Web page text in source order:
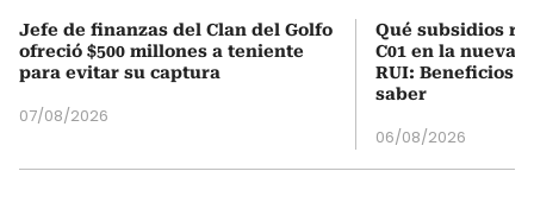
Jefe de finanzas del Clan del Golfo
ofreció $500 millones a teniente
para evitar su captura
07/08/2026
Qué subsidios
C01 en la nueva
RUI: Beneficios
saber
06/08/2026